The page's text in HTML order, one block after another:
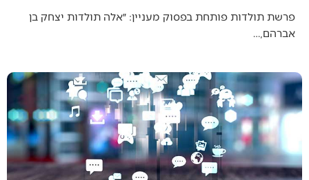
פרשת תולדות פותחת בפסוק מעניין: ״אלה תולדות יצחק בן
אברהם,…